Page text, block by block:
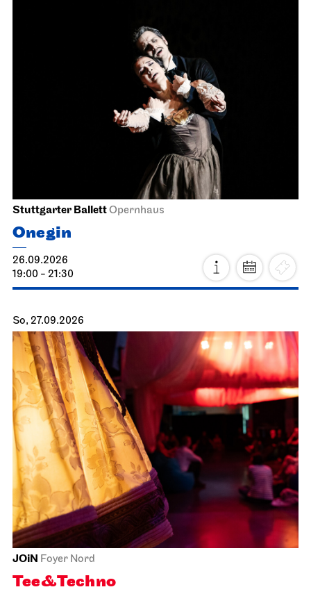
Stuttgarter BallettOpernhaus
Onegin
26.09.2026
19:00 - 21:30
So, 27.09.2026
JOiN Foyer Nord
Tee&Techno